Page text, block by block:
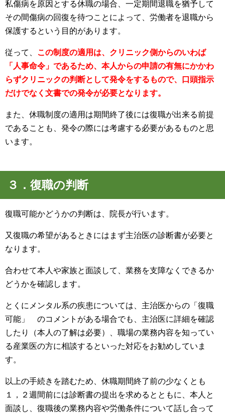
私傷病を原因とする休職の場合、一定期間退職を猶予して
その間傷病の回復を待つことによって、労働者を退職から
保護するという目的があります。
従って、 この制度の適用は、クリニック側からのいわば
「人事命令」であるため、本人からの申請の有無にかかわ
らずクリニックの判断として発令をするもので、口頭指示
だけでなく文書での発令が必要となります。
また、休職制度の適用は期間終了後には復職が出来る前提
であることも、発令の際には考慮する必要があるものと思
います。
３．復職の判断
復職可能かどうかの判断は、院長が行います。
又復職の希望があるときにはまず主治医の診断書が必要と
なります。
合わせて本人や家族と面談して、業務を支障なくできるか
どうかを確認します。
とくにメンタル系の疾患については、主治医からの「復職
可能」 のコメントがある場合でも、主治医に詳細を確認
したり（本人の了解は必要）、職場の業務内容を知ってい
る産業医の方に相談するといった対応をお勧めしていま
す。
以上の手続きを踏むため、休職期間終了前の少なくとも
１，２週間前には診断書の提出を求めるとともに、本人と
面談し、復職後の業務内容や労働条件について話し合って